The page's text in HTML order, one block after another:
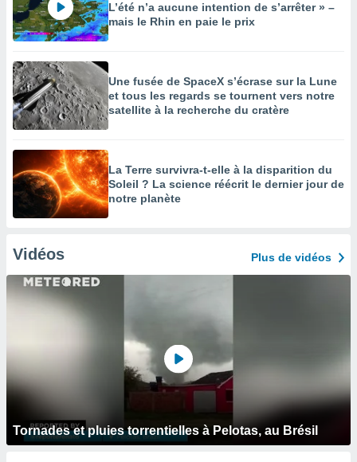
L’été n’a aucune intention de s’arrêter » –
mais le Rhin en paie le prix
Une fusée de SpaceX s’écrase sur la Lune
et tous les regards se tournent vers notre
satellite à la recherche du cratère
La Terre survivra-t-elle à la disparition du
Soleil ? La science réécrit le dernier jour de
notre planète
Vidéos Plus de vidéos
Tornades et pluies torrentielles à Pelotas, au Brésil